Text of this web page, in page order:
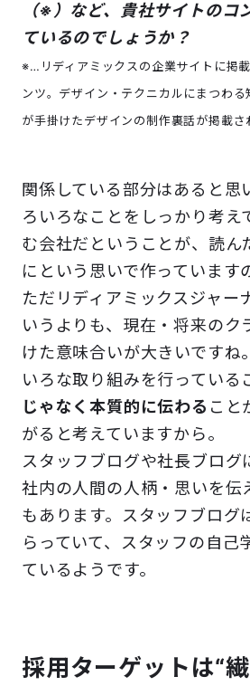
（※）など、貴社サイトのコ
ているのでしょうか？
※…リディアミックスの企業サイトに掲
ンツ。デザイン・テクニカルにまつわる
が手掛けたデザインの制作裏話が掲載さ
関係している部分はあると思
ろいろなことをしっかり考え
む会社だということが、読ん
にという思いで作っています
ただリディアミックスジャー
いうよりも、現在・将来のク
けた意味合いが大きいですね
いろな取り組みを行っている
じゃなく本質的に伝わる こと
がると考えていますから。
スタッフブログや社長ブログ
社内の人間の人柄・思いを伝
もあります。スタッフブログ
らっていて、スタッフの自己
ているようです。
採用ターゲットは“